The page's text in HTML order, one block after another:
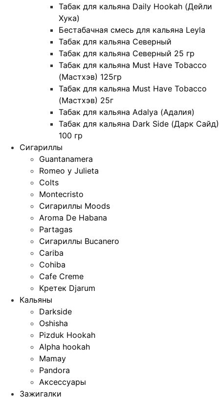
Табак для кальяна Daily Hookah (Дейли
Хука)
Бестабачная смесь для кальяна Leyla
Табак для кальяна Северный
Табак для кальяна Северный 25 гр
Табак для кальяна Must Have Tobacco
(Мастхэв) 125гр
Табак для кальяна Must Have Tobacco
(Мастхэв) 25г
Табак для кальяна Adalya (Адалия)
Табак для кальяна Dark Side (Дарк Сайд)
100 гр
Сигариллы
Guantanamera
Romeo y Julieta
Colts
Montecristo
Сигариллы Moods
Aroma De Habana
Partagas
Сигариллы Bucanero
Cariba
Cohiba
Cafe Creme
Кретек Djarum
Кальяны
Darkside
Oshisha
Pizduk Hookah
Alpha hookah
Mamay
Pandora
Аксессуары
Зажигалки